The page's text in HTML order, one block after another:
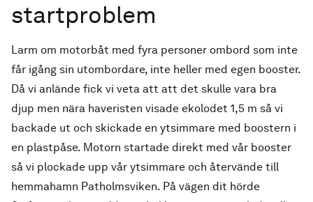
startproblem
Larm om motorbåt med fyra personer ombord som inte
får igång sin utombordare, inte heller med egen booster.
Då vi anlände fick vi veta att att det skulle vara bra
djup men nära haveristen visade ekolodet 1,5 m så vi
backade ut och skickade en ytsimmare med boostern i
en plastpåse. Motorn startade direkt med vår booster
så vi plockade upp vår ytsimmare och återvände till
hemmahamn Patholmsviken. På vägen dit hörde